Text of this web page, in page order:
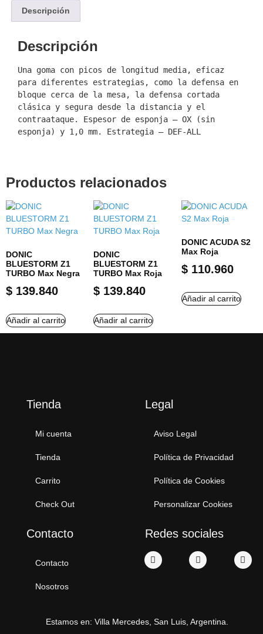
Descripción
Descripción
Una goma con picos de longitud media, eficaz
para diferentes estrategias, como la defensa en
bloque cerca de la mesa, la defensa cortada
clásica y segura desde la distancia y el
contraataque. Espesor de esponja – OX (sin
esponja) y 1,0 mm. Estrategia – DEF-ALL
Productos relacionados
DONIC
BLUESTORM Z1
TURBO Max Negra
$ 139.840
Añadir al carrito
DONIC
BLUESTORM Z1
TURBO Max Roja
$ 139.840
Añadir al carrito
DONIC ACUDA S2
Max Roja
$110.960
Añadir al carrito
Tienda
Mi cuenta
Tienda
Carrito
Check Out
Legal
Aviso Legal
Política de Privacidad
Política de Cookies
Personalizar Cookies
Contacto
Contacto
Nosotros
Redes sociales
Estamos en: Villa Mercedes, San Luis, Argentina.